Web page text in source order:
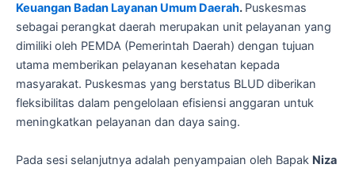
Keuangan Badan Layanan Umum Daerah. Puskesmas
sebagai perangkat daerah merupakan unit pelayanan yang
dimiliki oleh PEMDA (Pemerintah Daerah) dengan tujuan
utama memberikan pelayanan kesehatan kepada
masyarakat. Puskesmas yang berstatus BLUD diberikan
fleksibilitas dalam pengelolaan efisiensi anggaran untuk
meningkatkan pelayanan dan daya saing.
Pada sesi selanjutnya adalah penyampaian oleh Bapak Niza